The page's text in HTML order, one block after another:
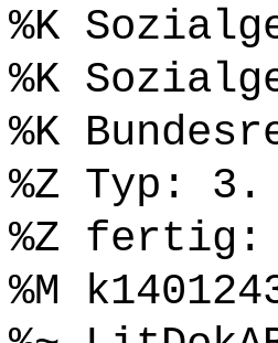
%K
%K
%K
%Z Typ:
%Z fertig:
%M